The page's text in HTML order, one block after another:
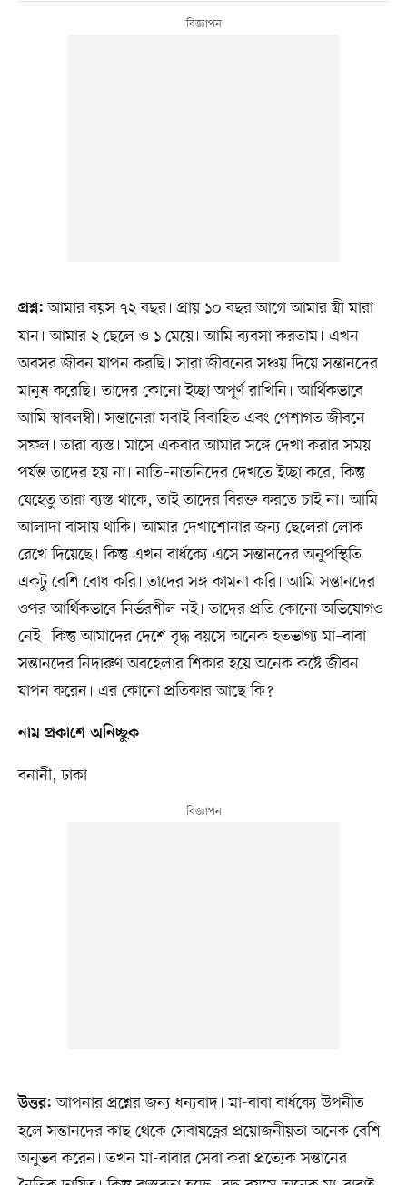
প্রশ্ন:আমার বয়স ৭২ বছর। প্রায় ১০ বছর আগে আমার স্ত্রী মারা
যান। আমার ২ ছেলে ও ১ মেয়ে। আমি ব্যবসা করতাম। এখন
অবসর জীবন যাপন করছি। সারা জীবনের সঞ্চয় দিয়ে সন্তানদের
মানুষ করেছি। তাদের কোনো ইচ্ছা অপূর্ণ রাখিনি। আর্থিকভাবে
আমি স্বাবলম্বী। সন্তানেরা সবাই বিবাহিত এবং পেশাগত জীবনে
সফল। তারা ব্যস্ত। মাসে একবার আমার সঙ্গে দেখা করার সময়
পর্যন্ত তাদের হয় না। নাতি–নাতনিদের দেখতে ইচ্ছা করে, কিন্তু
যেহেতু তারা ব্যস্ত থাকে, তাই তাদের বিরক্ত করতে চাই না। আমি
আলাদা বাসায় থাকি। আমার দেখাশোনার জন্য ছেলেরা লোক
রেখে দিয়েছে। কিন্তু এখন বার্ধক্যে এসে সন্তানদের অনুপস্থিতি
একটু বেশি বোধ করি। তাদের সঙ্গ কামনা করি। আমি সন্তানদের
ওপর আর্থিকভাবে নির্ভরশীল নই। তাদের প্রতি কোনো অভিযোগও
নেই। কিন্তু আমাদের দেশে বৃদ্ধ বয়সে অনেক হতভাগ্য মা–বাবা
সন্তানদের নিদারুণ অবহেলার শিকার হয়ে অনেক কষ্টে জীবন
যাপন করেন। এর কোনো প্রতিকার আছে কি?
নাম প্রকাশে অনিচ্ছুক
বনানী, ঢাকা
উত্তর: আপনার প্রশ্নের জন্য ধন্যবাদ। মা-বাবা বার্ধক্যে উপনীত
হলে সন্তানদের কাছ থেকে সেবাযত্নের প্রয়োজনীয়তা অনেক বেশি
অনুভব করেন। তখন মা-বাবার সেবা করা প্রত্যেক সন্তানের